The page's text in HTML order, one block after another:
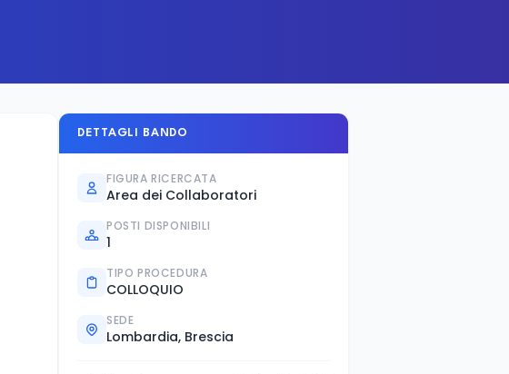
DETTAGLI BANDO
FIGURA RICERCATA
Area dei Collaboratori
POSTI DISPONIBILI
1
TIPO PROCEDURA
COLLOQUIO
SEDE
Lombardia, Brescia